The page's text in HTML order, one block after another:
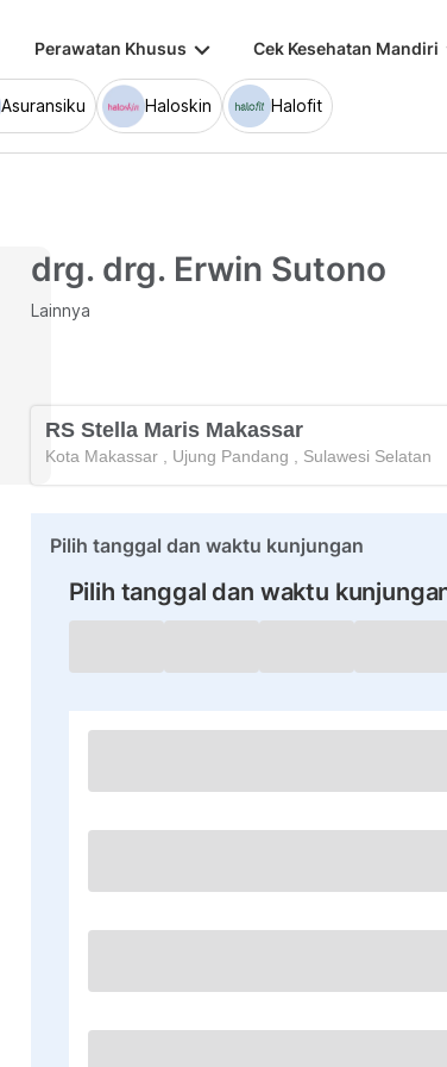
Perawatan Khusus keyboard_arrow_down Cek Kesehatan Mandiri
Asuransiku Haloskin Halofit
drg. drg. Erwin Sutono
Lainnya
RS Stella Maris Makassar
Kota Makassar Ujung Pandang Sulawesi Selatan
Pilih tanggal dan waktu kunjungan
Pilih tanggal dan waktu